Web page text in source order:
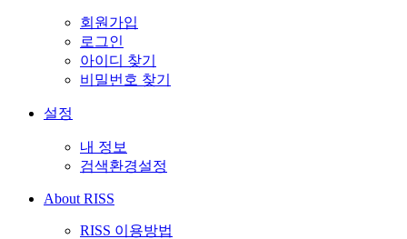
회원가입
로그인
아이디 찾기
비밀번호 찾기
설정
내 정보
검색환경설정
About RISS
RISS 이용방법